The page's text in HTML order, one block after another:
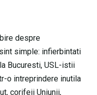
despre
simple: infierbintati
Bucuresti, USL-istii
o intreprindere inutila
corifeii Uniunii,